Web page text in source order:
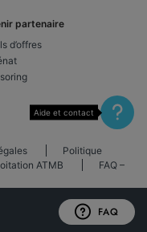
Aide et contact
partenaire
d’offres
Politique
ATMB
FAQ –
FAQ